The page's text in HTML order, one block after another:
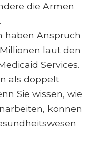
die Armen
haben Anspruch
laut den
Services.
als doppelt
Sie wissen, wie
können